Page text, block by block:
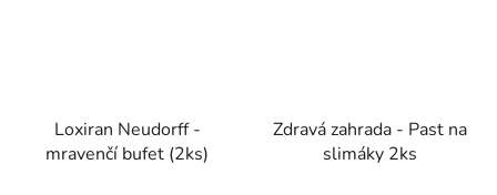
Loxiran Neudorff -
mravenčí bufet (2ks)
Zdravá zahrada - Past na
slimáky 2ks